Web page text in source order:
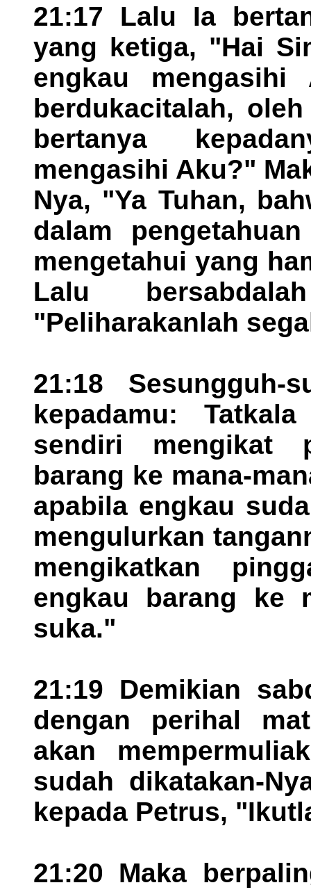
21:17 Lalu Ia
yang ketiga, "Hai
engkau
berdukacitalah,
bertanya
mengasihi Aku?"
Nya, "Ya Tuhan,
dalam
mengetahui yang
Lalu
"Peliharakanlah
21:18 Sesungguh-
kepadamu:
sendiri mengikat
barang ke mana-
apabila engkau
mengulurkan
mengikatkan
engkau barang ke
suka."
21:19 Demikian
dengan perihal
akan
sudah dikatakan-
kepada Petrus,
21:20 Maka